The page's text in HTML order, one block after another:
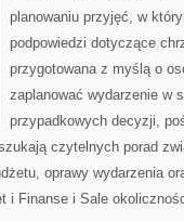
planowaniu przyjęć, w
podpowiedzi dotyczące
przygotowana z myślą o
zaplanować wydarzenie w
przypadkowych decyzji,
czytelnych porad
oprawy wydarzenia
i Finanse i Sale